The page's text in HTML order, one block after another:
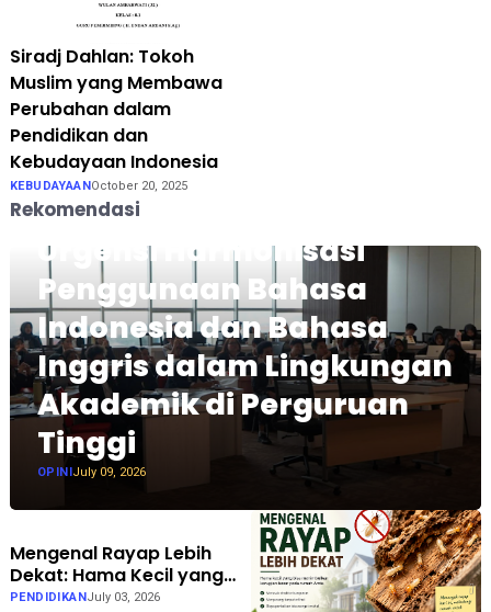
Siradj Dahlan: Tokoh
Muslim yang Membawa
Perubahan dalam
Pendidikan dan
Kebudayaan Indonesia
KEBUDAYAANOctober 20, 2025
Rekomendasi
Urgensi Harmonisasi
Penggunaan Bahasa
Indonesia dan Bahasa
Inggris dalam Lingkungan
Akademik di Perguruan
Tinggi
OPINI July 09, 2026
Mengenal Rayap Lebih
Dekat: Hama Kecil yang
Bisa Menimbulkan
PENDIDIKANJuly 03, 2026